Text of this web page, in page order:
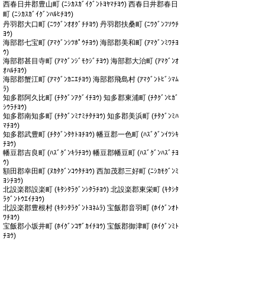
西春日井郡豊山町 (ﾆｼｶｽｶﾞｲｸﾞﾝﾄﾖﾔﾏﾁﾖｳ) 西春日井郡春日
町 (ﾆｼｶｽｶﾞｲｸﾞﾝﾊﾙﾋﾁﾖｳ)
丹羽郡大口町 (ﾆﾜｸﾞﾝｵｵｸﾞﾁﾁﾖｳ) 丹羽郡扶桑町 (ﾆﾜｸﾞﾝﾌｿｳﾁ
ﾖｳ)
海部郡七宝町 (ｱﾏｸﾞﾝｼﾂﾎﾟｳﾁﾖｳ) 海部郡美和町 (ｱﾏｸﾞﾝﾐﾜﾁﾖ
ｳ)
海部郡甚目寺町 (ｱﾏｸﾞﾝｼﾞﾓｸｼﾞﾁﾖｳ) 海部郡大治町 (ｱﾏｸﾞﾝｵ
ｵﾊﾙﾁﾖｳ)
海部郡蟹江町 (ｱﾏｸﾞﾝｶﾆｴﾁﾖｳ) 海部郡飛島村 (ｱﾏｸﾞﾝﾄﾋﾞｼﾏﾑ
ﾗ)
知多郡阿久比町 (ﾁﾀｸﾞﾝｱｸﾞｲﾁﾖｳ) 知多郡東浦町 (ﾁﾀｸﾞﾝﾋｶﾞ
ｼｳﾗﾁﾖｳ)
知多郡南知多町 (ﾁﾀｸﾞﾝﾐﾅﾐﾁﾀﾁﾖｳ) 知多郡美浜町 (ﾁﾀｸﾞﾝﾐﾊ
ﾏﾁﾖｳ)
知多郡武豊町 (ﾁﾀｸﾞﾝﾀｹﾄﾖﾁﾖｳ) 幡豆郡一色町 (ﾊｽﾞｸﾞﾝｲﾂｼｷ
ﾁﾖｳ)
幡豆郡吉良町 (ﾊｽﾞｸﾞﾝｷﾗﾁﾖｳ) 幡豆郡幡豆町 (ﾊｽﾞｸﾞﾝﾊｽﾞﾁﾖ
ｳ)
額田郡幸田町 (ﾇｶﾀｸﾞﾝｺｳﾀﾁﾖｳ) 西加茂郡三好町 (ﾆｼｶﾓｸﾞﾝﾐ
ﾖｼﾁﾖｳ)
北設楽郡設楽町 (ｷﾀｼﾀﾗｸﾞﾝｼﾀﾗﾁﾖｳ) 北設楽郡東栄町 (ｷﾀｼﾀ
ﾗｸﾞﾝﾄｳｴｲﾁﾖｳ)
北設楽郡豊根村 (ｷﾀｼﾀﾗｸﾞﾝﾄﾖﾈﾑﾗ) 宝飯郡音羽町 (ﾎｲｸﾞﾝｵﾄ
ﾜﾁﾖｳ)
宝飯郡小坂井町 (ﾎｲｸﾞﾝｺｻﾞｶｲﾁﾖｳ) 宝飯郡御津町 (ﾎｲｸﾞﾝﾐﾄ
ﾁﾖｳ)